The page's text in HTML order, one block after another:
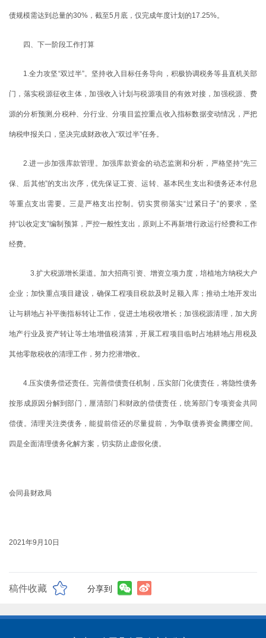
债规模需达到总量的30%，截至5月底，仅完成年度计划的17.25%。
四、下一阶段工作打算
1.全力攻坚“双过半”。坚持收入目标任务导向，积极协调税务等县直机关部
门，落实税源征收主体，加强收入计划与税源项目的有效对接，加强税源、费
源的分析预测,分税种、分行业、分项目监控重点收入指标数据变动情况，严把
纳税申报关口，坚决完成财政收入“双过半”任务。
2.进一步加强库款管理。加强库款资金的动态监测和分析，严格坚持“先三
保、后其他”的支出次序，优先保证工资、运转、基本民生支出和债务还本付息
等重点支出需要。三是严格支出控制。切实贯彻落实“过紧日子”的要求，坚
持“以收定支”编制预算，严控一般性支出，原则上不再新增行政运行经费和工作
经费。
3.扩大税源增长渠道。加大招商引资、增资立项力度，培植地方纳税大户
企业；加快重点项目建设，确保工程项目税款及时足额入库；推动土地开发出
让与耕地占补平衡指标转让工作，促进土地税收增长；加强税源清理，加大房
地产行业及资产转让等土地增值税清算，开展工程项目临时占地耕地占用税及
其他零散税收的清理工作，努力挖潜增收。
4.压实债务偿还责任。完善偿债责任机制，压实部门化债责任，将隐性债务
按形成原因分解到部门，厘清部门和财政的偿债责任，统筹部门专项资金共同
偿债。清理关注类债务，能提前偿还的尽量提前，为争取债券资金腾挪空间。
四是全面清理债务化解方案，切实防止虚假化债。
会同县财政局
2021年9月10日
稿件收藏 分享到